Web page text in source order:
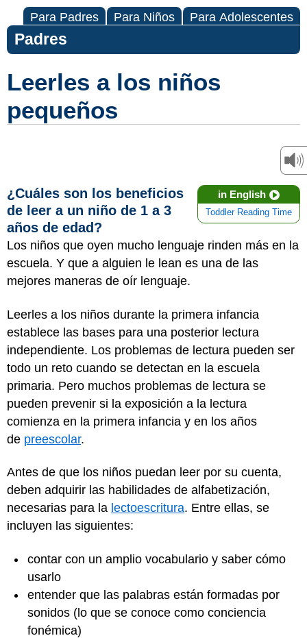
Para Padres Para Niños Para Adolescentes
Padres
Leerles a los niños
pequeños
in English
Toddler Reading Time
¿Cuáles son los beneficios
de leer a un niño de 1 a 3
años de edad?
Los niños que oyen mucho lenguaje rinden más en la
escuela. Y que a alguien le lean es una de las
mejores maneras de oír lenguaje.
Leerles a los niños durante la primera infancia
establece las bases para una posterior lectura
independiente. Los problemas de lectura pueden ser
todo un reto cuando se detectan en la escuela
primaria. Pero muchos problemas de lectura se
pueden prevenir si la exposición a la lectura
comienza en la primera infancia y en los años
de preescolar.
Antes de que los niños puedan leer por su cuenta,
deben adquirir las habilidades de alfabetización,
necesarias para la lectoescritura. Entre ellas, se
incluyen las siguientes:
contar con un amplio vocabulario y saber cómo
usarlo
entender que las palabras están formadas por
sonidos (lo que se conoce como conciencia
fonémica)